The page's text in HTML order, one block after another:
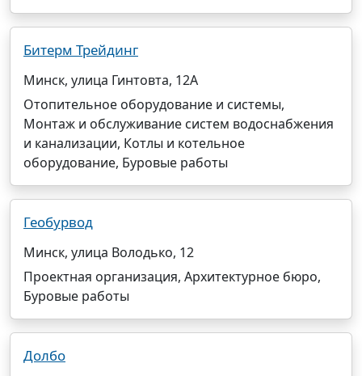
Битерм Трейдинг
Минск, улица Гинтовта, 12А
Отопительное оборудование и системы,
Монтаж и обслуживание систем водоснабжения
и канализации, Котлы и котельное
оборудование, Буровые работы
Геобурвод
Минск, улица Володько, 12
Проектная организация, Архитектурное бюро,
Буровые работы
Долбо